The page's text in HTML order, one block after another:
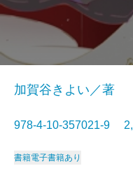
加賀谷きよい／著
978-4-10-357021-9
書籍電子書籍あり